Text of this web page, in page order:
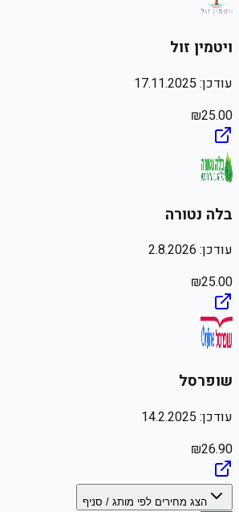
ויטמין זול
עודכן: 17.11.2025
₪25.00
בלה נטורה
עודכן: 2.8.2026
₪25.00
שופרסל
עודכן: 14.2.2025
₪26.90
הצג מחירים לפי מותג / סניף